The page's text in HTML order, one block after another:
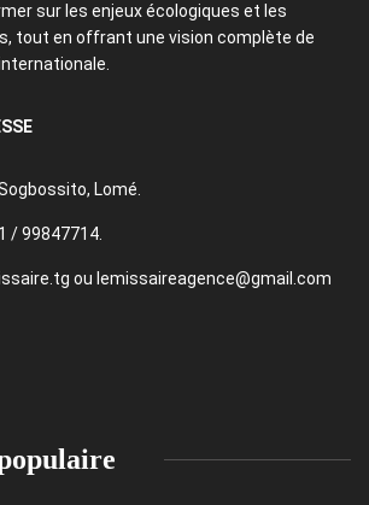
sur les enjeux écologiques et les
tout en offrant une vision complète de
Lomé.
/ 99847714.
ou lemissaireagence@gmail.com